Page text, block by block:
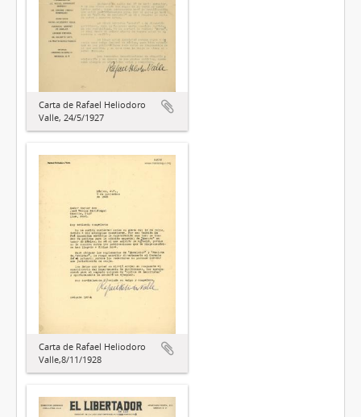
Carta de Rafael Heliodoro
Valle, 24/5/1927
Carta de Rafael Heliodoro
Valle,8/11/1928